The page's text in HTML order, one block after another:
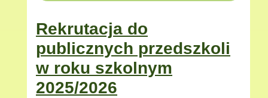
Rekrutacja do
publicznych przedszkoli
w roku szkolnym
2025/2026